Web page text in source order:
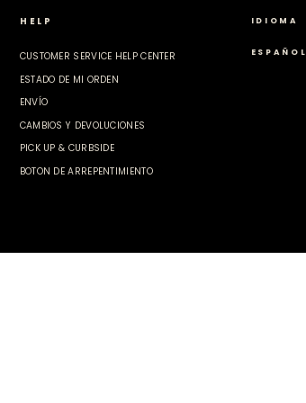
HELP
CUSTOMER SERVICE HELP CENTER
ESTADO DE MI ORDEN
ENVÍO
CAMBIOS Y DEVOLUCIONES
PICK UP & CURBSIDE
BOTON DE ARREPENTIMIENTO
IDIOMA
ESPAÑOL